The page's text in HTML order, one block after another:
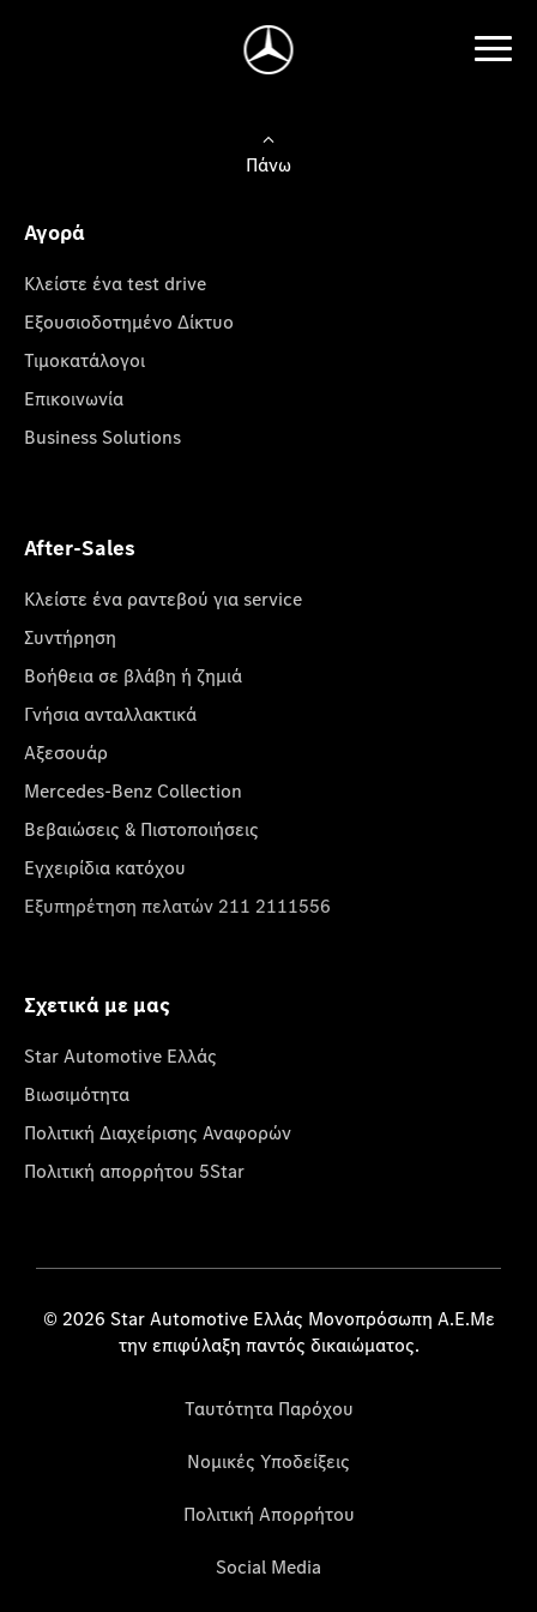
Πάνω
Αγορά
Κλείστε ένα test drive
Εξουσιοδοτημένο Δίκτυο
Τιμοκατάλογοι
Επικοινωνία
Business Solutions
After-Sales
Κλείστε ένα ραντεβού για service
Συντήρηση
Βοήθεια σε βλάβη ή ζημιά
Γνήσια ανταλλακτικά
Αξεσουάρ
Mercedes-Benz Collection
Βεβαιώσεις & Πιστοποιήσεις
Εγχειρίδια κατόχου
Εξυπηρέτηση πελατών 211 2111556
Σχετικά με μας
Star Automotive Ελλάς
Βιωσιμότητα
Πολιτική Διαχείρισης Αναφορών
Πολιτική απορρήτου 5Star
© 2026 Star Automotive Ελλάς Μονοπρόσωπη Α.Ε.Με
την επιφύλαξη παντός δικαιώματος.
Ταυτότητα Παρόχου
Νομικές Υποδείξεις
Πολιτική Απορρήτου
Social Media